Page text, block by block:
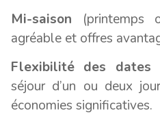
Mi-saison (printemps
agréable et offres
Flexibilité des dates
séjour d’un ou deux
économies significatives.